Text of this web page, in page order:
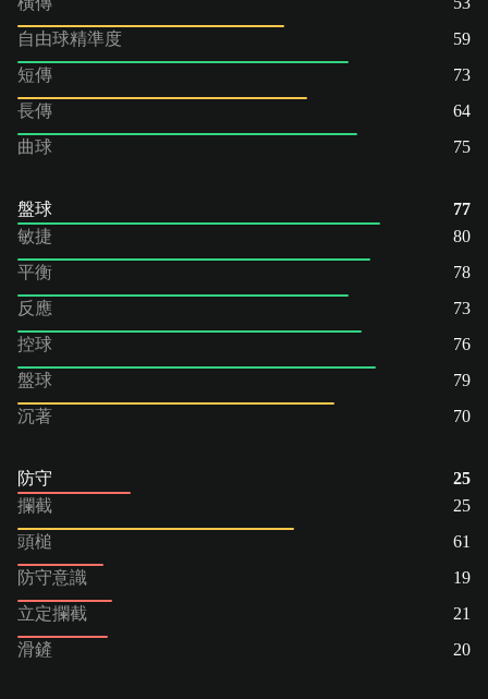
自由球精準度
59
短傳
73
長傳
64
曲球
75
盤球
77
敏捷
80
平衡
78
反應
73
控球
76
盤球
79
沉著
70
防守
25
攔截
25
頭槌
61
防守意識
19
立定攔截
21
滑鏟
20